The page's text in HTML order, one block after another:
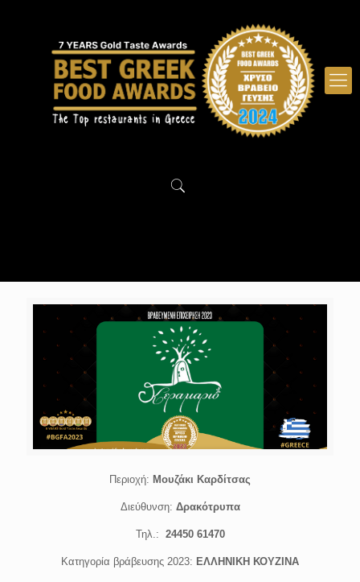
Περιοχή: Μουζάκι Καρδίτσας
Διεύθυνση: Δρακότρυπα
Τηλ.: 24450 61470
Κατηγορία βράβευσης 2023: ΕΛΛΗΝΙΚΗ ΚΟΥΖΙΝΑ